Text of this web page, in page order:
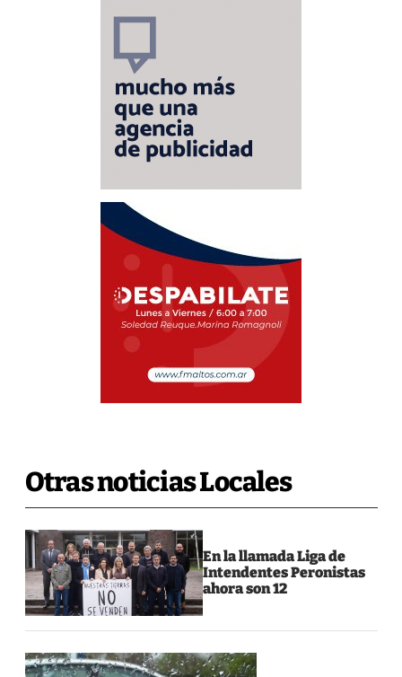
Otras noticias Locales
En la llamada Liga de
Intendentes Peronistas
ahora son 12